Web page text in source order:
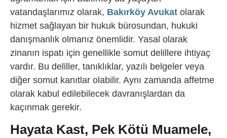
vatandaşlarımız olarak, Bakırköy Avukat olarak
hizmet sağlayan bir hukuk bürosundan, hukuki
danışmanlık olmanız önemlidir. Yasal olarak
zinanın ispatı için genellikle somut delillere ihtiyaç
vardır. Bu deliller, tanıklıklar, yazılı belgeler veya
diğer somut kanıtlar olabilir. Aynı zamanda affetme
olarak kabul edilebilecek davranışlardan da
kaçınmak gerekir.
Hayata Kast, Pek Kötü Muamele,